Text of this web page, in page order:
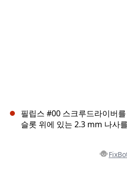
필립스 #00 스크루드라이버
슬롯 위에 있는 2.3 mm 나사